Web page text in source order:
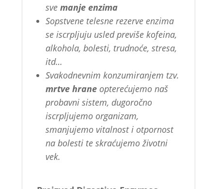
sve manje enzima
Sopstvene telesne rezerve enzima
se iscrpljuju usled previše kofeina,
alkohola, bolesti, trudnoće, stresa,
itd…
Svakodnevnim konzumiranjem tzv.
mrtve hraneopterećujemo naš
probavni sistem, dugoročno
iscrpljujemo organizam,
smanjujemo vitalnost i otpornost
na bolesti te skraćujemo životni
vek.